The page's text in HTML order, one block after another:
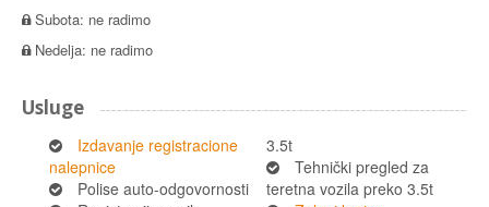
Subota: ne radimo
Nedelja: ne radimo
Usluge
Izdavanje registracione
nalepnice
Polise auto-odgovornosti
3.5t
Tehnički pregled za
teretna vozila preko 3.5t